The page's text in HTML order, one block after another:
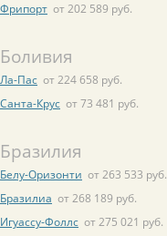
Фрипорт от 202 589 руб.
Боливия
Ла-Пас от 224 658 руб.
Санта-Крус от 73 481 руб.
Бразилия
Белу-Оризонти от 263 533 руб.
Бразилиа от 268 189 руб.
Игуассу-Фоллс от 275 021 руб.